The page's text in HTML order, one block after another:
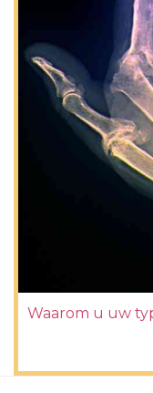
Waarom u uw